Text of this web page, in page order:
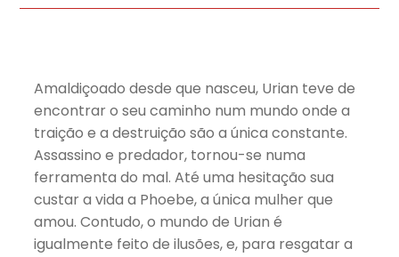
Amaldiçoado desde que nasceu, Urian teve de
encontrar o seu caminho num mundo onde a
traição e a destruição são a única constante.
Assassino e predador, tornou-se numa
ferramenta do mal. Até uma hesitação sua
custar a vida a Phoebe, a única mulher que
amou. Contudo, o mundo de Urian é
igualmente feito de ilusões, e, para resgatar a